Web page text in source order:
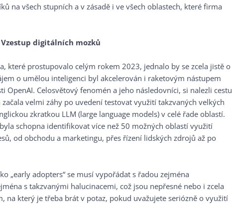
na všech stupních a v zásadě i ve všech oblastech, které firma
Vzestup digitálních mozků
které prostupovalo celým rokem 2023, jednalo by se zcela jistě o
o umělou inteligenci byl akcelerován i raketovým nástupem
OpenAI. Celosvětový fenomén a jeho následovníci, si nalezli cestu
velmi záhy po uvedení testovat využití takzvaných velkých
zkratkou LLM (large language models) v celé řade oblastí.
schopna identifikovat více než 50 možných oblastí využití
od obchodu a marketingu, přes řízení lidských zdrojů až po
„early adopters“ se musí vypořádat s řadou zejména
s takzvanými halucinacemi, což jsou nepřesné nebo i zcela
na který je třeba brát v potaz, pokud uvažujete seriózně o využití